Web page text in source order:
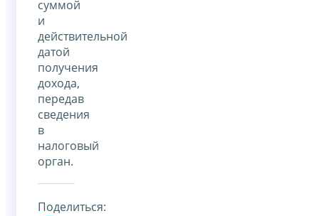
суммой
и
действительной
датой
получения
дохода,
передав
сведения
в
налоговый
орган.
Поделиться: